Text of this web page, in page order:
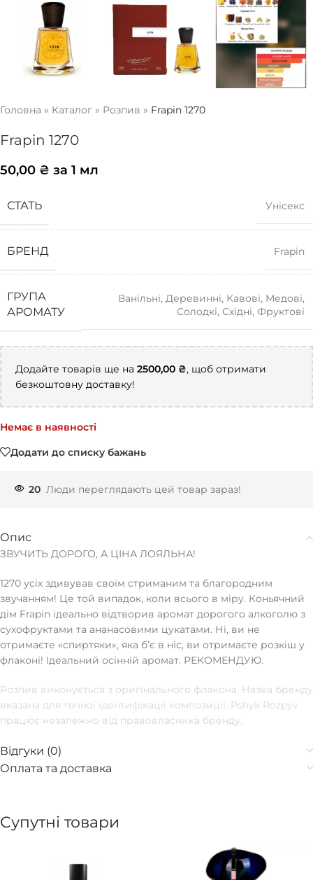
Головна » Каталог » Розпив » Frapin 1270
Frapin 1270
50,00 ₴ за 1 мл
СТАТЬ Унісекс
БРЕНД Frapin
ГРУПА
АРОМАТУ
Ванільні, Деревинні, Кавові, Медові,
Солодкі, Східні, Фруктові
Додайте товарів ще на 2500,00 ₴, щоб отримати
безкоштовну доставку!
Немає в наявності
Додати до списку бажань
20 Люди переглядають цей товар зараз!
Опис
ЗВУЧИТЬ ДОРОГО, А ЦІНА ЛОЯЛЬНА!
1270 усіх здивував своїм стриманим та благородним
звучанням! Це той випадок, коли всього в міру. Коньячний
дім Frapin ідеально відтворив аромат дорогого алкоголю з
сухофруктами та ананасовими цукатами. Ні, ви не
отримаєте «спиртяки», яка бʼє в ніс, ви отримаєте розкіш у
флаконі! Ідеальний осінній аромат. РЕКОМЕНДУЮ.
Розпив виконується з оригінального флакона. Назва бренду
вказана для точної ідентифікації композиції. Pshyk Rozpyv
працює незалежно від правовласника бренду.
Відгуки (0)
Оплата та доставка
Супутні товари